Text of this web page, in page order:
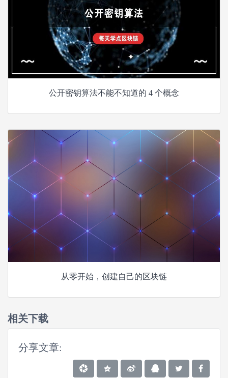
公开密钥算法不能不知道的 4 个概念
从零开始，创建自己的区块链
相关下载
分享文章: